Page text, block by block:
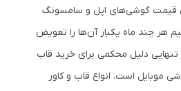
قیمت گوشی‌های اپل و سامسونگ
هر چند ماه یکبار آن‌ها را تعویض
دلیل محکمی برای خرید قاب
موبایل است. انواع قاب و کاور